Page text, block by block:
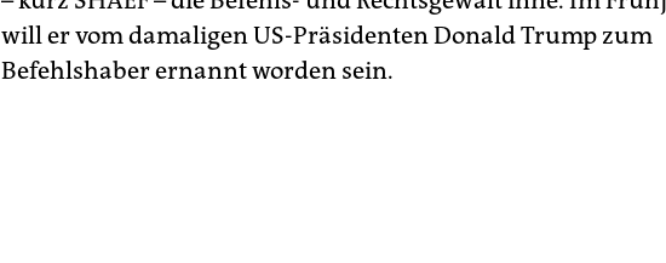
will er vom damaligen US-Präsidenten Donald Trump zum
Befehlshaber ernannt worden sein.